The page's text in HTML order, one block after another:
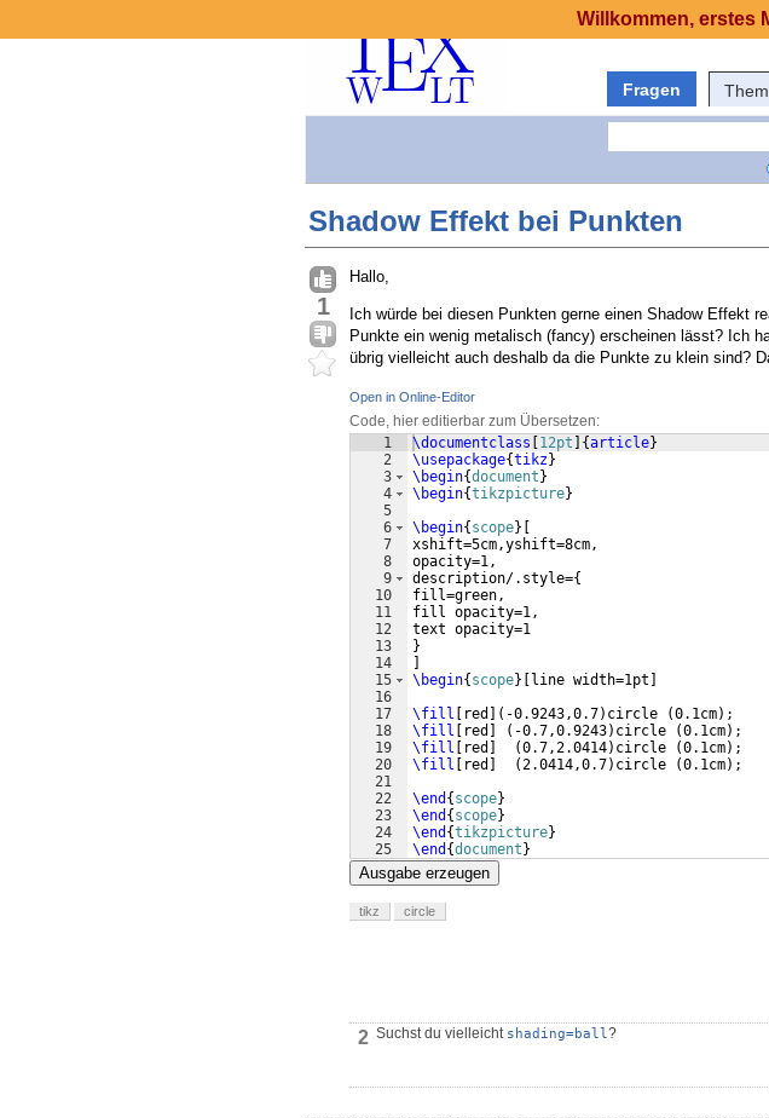
Fragen
Shadow Effekt bei Punkten
1
Hallo,
Ich würde bei diesen Punkten gerne einen Shadow Effekt
Punkte ein wenig metalisch (fancy) erscheinen lässt? Ich
übrig vielleicht auch deshalb da die Punkte zu klein sind?
Open in Online-Editor
Code, hier editierbar zum Übersetzen:
1
2
3
4
5
6
7
8
9
10
11
12
13
14
15
16
17
18
19
20
21
22
23
24
25
\documentclass 12pt {article}
\usepackage{tikz}
\begin{document }
\begin{tikzpicture}
\begin{ scope}
xshift=5cm,yshift=8cm,
opacity=1,
description/.style={
fill=green,
fill opacity=1,
text opacity=1
}
\begin{ scope} line width=1pt
\fill
red ( -0.9243,0.7) circle (0.1cm) ;
\fill
red ( -0.7,0.9243) circle (0.1cm) ;
\fill
red (0.7,2.0414) circle (0.1cm) ;
\fill
red (2.0414,0.7) circle (0.1cm) ;
\end { scope}
\end { scope}
\end {tikzpicture}
\end {document }
Ausgabe erzeugen
tikz circle
2 Suchst du vielleicht shading=ball?
Willkommen, erstes